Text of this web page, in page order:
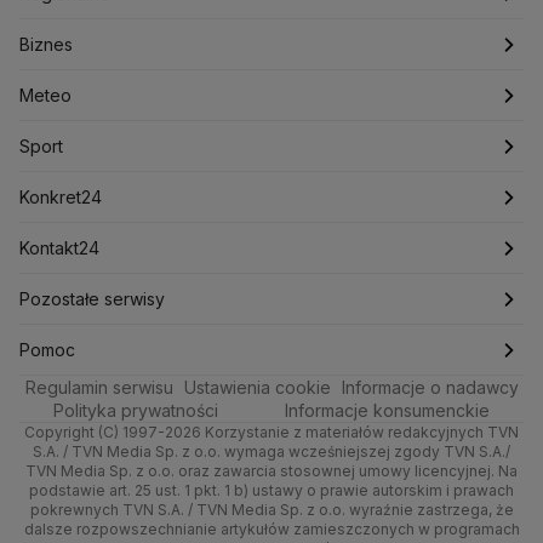
Kryptowaluty
Lotnisko Chopina
Mariusz Błaszczak
Mark Zuckerberg
Ministerstwo Aktywów Państwowych
Ministerstwo Infrastruktury
Ministerstwo Rolnictwa
Ministerstwo Rozwoju i Technologii
Ministerstwo Sportu i Turystyki
Ministerstwo Cyfryzacji
Ministerstwo Edukacji Narodowej
Ministerstwo Finansów
Ministerstwo Klimatu i Środowiska
Biznes
Meteo
Sport
Zdrowie
Technologia
Quizy
Tematy
Podcasty
Artykuły
Newslettery
Fakty po Faktach
Fakty o Świecie
Ludzie Faktów
Warszawa
Łódź
Katowice
Kraków
Poznań
Trójmiasto
Kielce
Kujawsko-pomorskie
Lublin
Biznes
Najnowsze
Notowania
Pieniądze
Nieruchomości
Rynki
Dla firm
Handel
Ze świata
Tech
Meteo
Pogoda godzinowa
Pogoda długoterminowa
Pogoda na jutro
Pogoda na weekend
Najnowsze
Polska
Prognoza
Świat
Sport
Piłka Nożna
Tenis
Kolarstwo
Skoki Narciarskie
Sporty zimowe
Lekkoatletyka
Siatkówka
Konkret24
Najnowsze
Polska
Świat
Polityka
Zdrowie
Tech
Kontakt24
Najnowsze
Gorące Tematy
Wyślij zgłoszenie
Pozostałe serwisy
TVN
Dzień Dobry TVN
Uwaga TVN
HGTV
Pomoc
Centrum pomocy
Test zgodności
Oglądaj na TV
Regulamin serwisu Ustawienia cookie
Informacje o nadawcy
Polityka prywatności
Informacje konsumenckie
Copyright (C) 1997-2026 Korzystanie z materiałów redakcyjnych TVN
S.A. / TVN Media Sp. z o.o. wymaga wcześniejszej zgody TVN S.A./
TVN Media Sp. z o.o. oraz zawarcia stosownej umowy licencyjnej. Na
podstawie art. 25 ust. 1 pkt. 1 b) ustawy o prawie autorskim i prawach
pokrewnych TVN S.A. / TVN Media Sp. z o.o. wyraźnie zastrzega, że
dalsze rozpowszechnianie artykułów zamieszczonych w programach